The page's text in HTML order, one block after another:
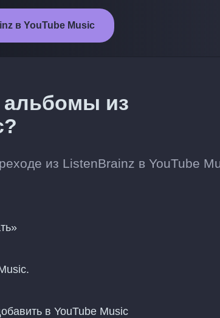
в YouTube Music
альбомы из
из ListenBrainz в YouTube
в YouTube Music